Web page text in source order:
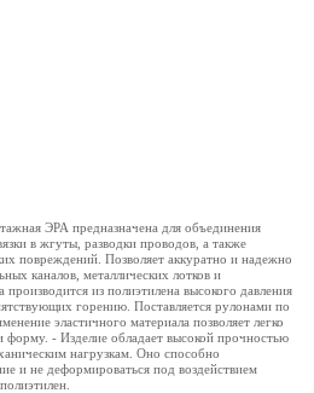
ЭРА предназначена для объединения
в жгуты, разводки проводов, а также
повреждений. Позволяет аккуратно и надежно
каналов, металлических лотков и
из полиэтилена высокого давления
горению. Поставляется рулонами по
эластичного материала позволяет легко
форму. - Изделие обладает высокой прочностью
нагрузкам. Оно способно
и не деформироваться под воздействием